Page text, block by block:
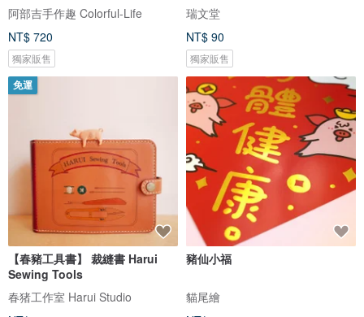
阿部吉手作趣 Colorful-Life
NT$ 720
獨家販售
瑞文堂
NT$ 90
獨家販售
免運
【春豬工具書】 裁縫書 Harui
Sewing Tools
春猪工作室 Harui Studio
豬仙小福
貓尾繪